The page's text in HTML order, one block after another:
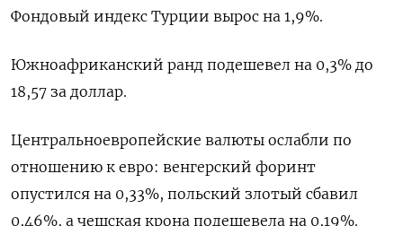
Фондовый индекс Турции вырос на 1,9%.
Южноафриканский ранд подешевел на 0,3% до
18,57 за доллар.
Центральноевропейские валюты ослабли по
отношению к евро: венгерский форинт
опустился на 0,33%, польский злотый сбавил
0,46%, а чешская крона подешевела на 0,19%.